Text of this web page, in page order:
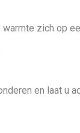
zich op
en laat u